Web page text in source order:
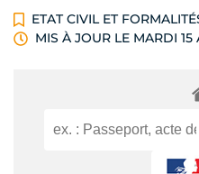
ETAT CIVIL ET
MIS À JOUR LE MARDI 15